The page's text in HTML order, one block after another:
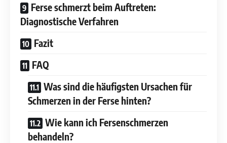
Ferse schmerzt beim Auftreten:
Diagnostische Verfahren
Fazit
FAQ
Was sind die häufigsten Ursachen für
Schmerzen in der Ferse hinten?
Wie kann ich Fersenschmerzen
behandeln?